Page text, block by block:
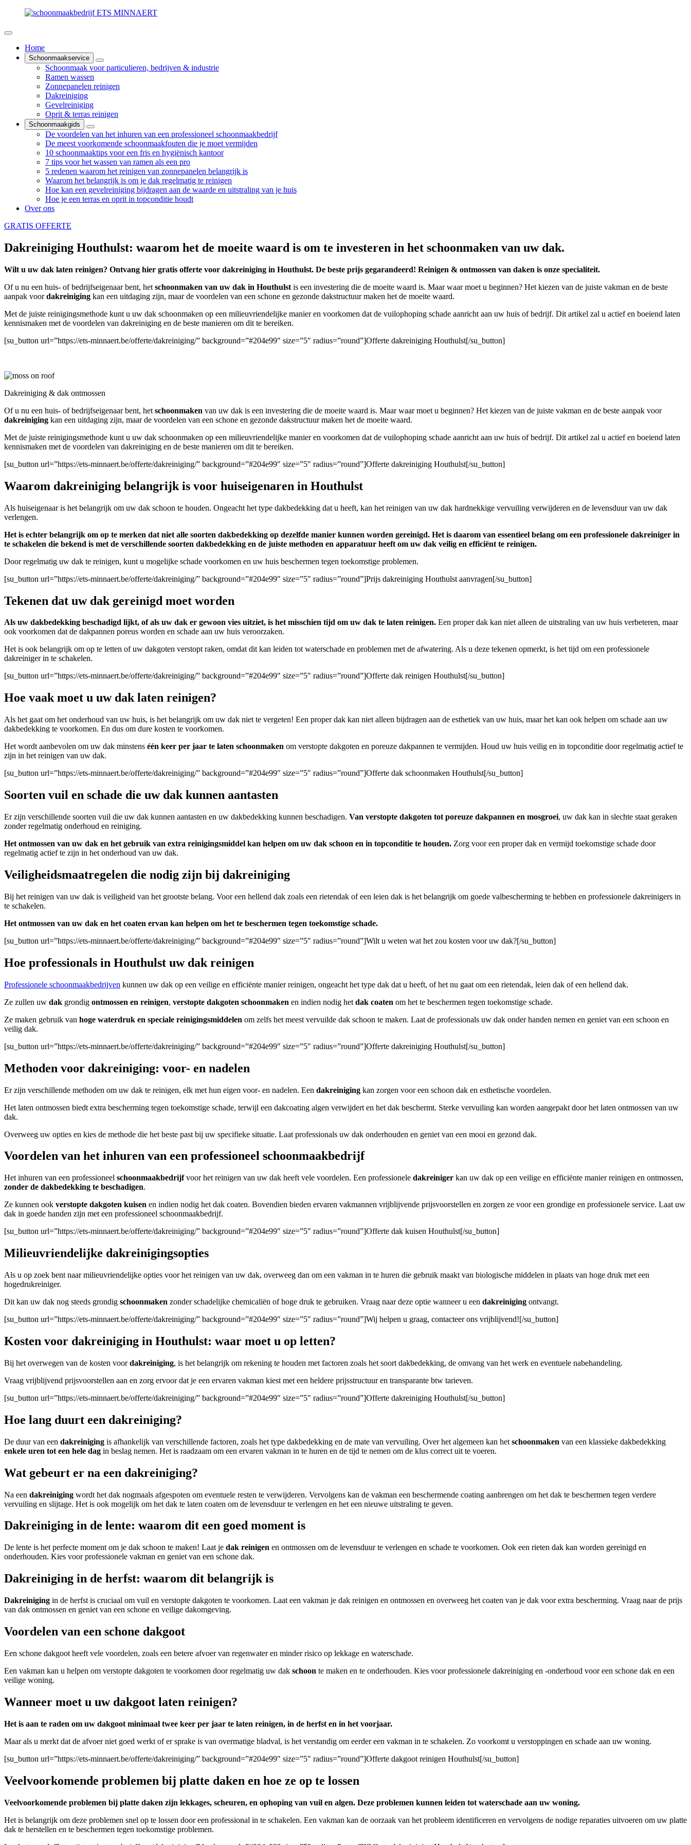
Home
Schoonmaakservice
Schoonmaak voor particulieren, bedrijven & industrie
Ramen wassen
Zonnepanelen reinigen
Dakreiniging
Gevelreiniging
Oprit & terras reinigen
Schoonmaakgids
De voordelen van het inhuren van een professioneel schoonmaakbedrijf
De meest voorkomende schoonmaakfouten die je moet vermijden
10 schoonmaaktips voor een fris en hygiënisch kantoor
7 tips voor het wassen van ramen als een pro
5 redenen waarom het reinigen van zonnepanelen belangrijk is
Waarom het belangrijk is om je dak regelmatig te reinigen
Hoe kan een gevelreiniging bijdragen aan de waarde en uitstraling van je huis
Hoe je een terras en oprit in topconditie houdt
Over ons
GRATIS OFFERTE
Dakreiniging Houthulst: waarom het de moeite waard is om te investeren in het schoonmaken van uw dak.
Wilt u uw dak laten reinigen? Ontvang hier gratis offerte voor dakreiniging in Houthulst. De beste prijs gegarandeerd! Reinigen & ontmossen van daken is onze specialiteit.
Of u nu een huis- of bedrijfseigenaar bent, het schoonmaken van uw dak in Houthulst is een investering die de moeite waard is. Maar waar moet u beginnen? Het kiezen van de juiste vakman en de beste
aanpak voordakreiniging kan een uitdaging zijn, maar de voordelen van een schone en gezonde dakstructuur maken het de moeite waard.
Met de juiste reinigingsmethode kunt u uw dak schoonmaken op een milieuvriendelijke manier en voorkomen dat de vuilophoping schade aanricht aan uw huis of bedrijf. Dit artikel zal u actief en boeiend laten
kennismaken met de voordelen van dakreiniging en de beste manieren om dit te bereiken.
[su_button url=”https://ets-minnaert.be/offerte/dakreiniging/” background=”#204e99″ size=”5″ radius=”round”]Offerte dakreiniging Houthulst[/su_button]
Dakreiniging & dak ontmossen
Of u nu een huis- of bedrijfseigenaar bent, het schoonmaken van uw dak is een investering die de moeite waard is. Maar waar moet u beginnen? Het kiezen van de juiste vakman en de beste aanpak voor
dakreiniging kan een uitdaging zijn, maar de voordelen van een schone en gezonde dakstructuur maken het de moeite waard.
Met de juiste reinigingsmethode kunt u uw dak schoonmaken op een milieuvriendelijke manier en voorkomen dat de vuilophoping schade aanricht aan uw huis of bedrijf. Dit artikel zal u actief en boeiend laten
kennismaken met de voordelen van dakreiniging en de beste manieren om dit te bereiken.
[su_button url=”https://ets-minnaert.be/offerte/dakreiniging/” background=”#204e99″ size=”5″ radius=”round”]Offerte dakreiniging Houthulst[/su_button]
Waarom dakreiniging belangrijk is voor huiseigenaren in Houthulst
Als huiseigenaar is het belangrijk om uw dak schoon te houden. Ongeacht het type dakbedekking dat u heeft, kan het reinigen van uw dak hardnekkige vervuiling verwijderen en de levensduur van uw dak
verlengen.
Het is echter belangrijk om op te merken dat niet alle soorten dakbedekking op dezelfde manier kunnen worden gereinigd. Het is daarom van essentieel belang om een professionele dakreiniger in
te schakelen die bekend is met de verschillende soorten dakbedekking en de juiste methoden en apparatuur heeft om uw dak veilig en efficiënt te reinigen.
Door regelmatig uw dak te reinigen, kunt u mogelijke schade voorkomen en uw huis beschermen tegen toekomstige problemen.
[su_button url=”https://ets-minnaert.be/offerte/dakreiniging/” background=”#204e99″ size=”5″ radius=”round”]Prijs dakreiniging Houthulst aanvragen[/su_button]
Tekenen dat uw dak gereinigd moet worden
Als uw dakbedekking beschadigd lijkt, of als uw dak er gewoon vies uitziet, is het misschien tijd om uw dak te laten reinigen. Een proper dak kan niet alleen de uitstraling van uw huis verbeteren, maar
ook voorkomen dat de dakpannen poreus worden en schade aan uw huis veroorzaken.
Het is ook belangrijk om op te letten of uw dakgoten verstopt raken, omdat dit kan leiden tot waterschade en problemen met de afwatering. Als u deze tekenen opmerkt, is het tijd om een professionele
dakreiniger in te schakelen.
[su_button url=”https://ets-minnaert.be/offerte/dakreiniging/” background=”#204e99″ size=”5″ radius=”round”]Offerte dak reinigen Houthulst[/su_button]
Hoe vaak moet u uw dak laten reinigen?
Als het gaat om het onderhoud van uw huis, is het belangrijk om uw dak niet te vergeten! Een proper dak kan niet alleen bijdragen aan de esthetiek van uw huis, maar het kan ook helpen om schade aan uw
dakbedekking te voorkomen. En dus om dure kosten te voorkomen.
Het wordt aanbevolen om uw dak minstens één keer per jaar te laten schoonmaken om verstopte dakgoten en poreuze dakpannen te vermijden. Houd uw huis veilig en in topconditie door regelmatig actief te
zijn in het reinigen van uw dak.
[su_button url=”https://ets-minnaert.be/offerte/dakreiniging/” background=”#204e99″ size=”5″ radius=”round”]Offerte dak schoonmaken Houthulst[/su_button]
Soorten vuil en schade die uw dak kunnen aantasten
Er zijn verschillende soorten vuil die uw dak kunnen aantasten en uw dakbedekking kunnen beschadigen. Van verstopte dakgoten tot poreuze dakpannen en mosgroei, uw dak kan in slechte staat geraken
zonder regelmatig onderhoud en reiniging.
Het ontmossen van uw dak en het gebruik van extra reinigingsmiddel kan helpen om uw dak schoon en in topconditie te houden. Zorg voor een proper dak en vermijd toekomstige schade door
regelmatig actief te zijn in het onderhoud van uw dak.
Veiligheidsmaatregelen die nodig zijn bij dakreiniging
Bij het reinigen van uw dak is veiligheid van het grootste belang. Voor een hellend dak zoals een rietendak of een leien dak is het belangrijk om goede valbescherming te hebben en professionele dakreinigers in
te schakelen.
Het ontmossen van uw dak en het coaten ervan kan helpen om het te beschermen tegen toekomstige schade.
[su_button url=”https://ets-minnaert.be/offerte/dakreiniging/” background=”#204e99″ size=”5″ radius=”round”]Wilt u weten wat het zou kosten voor uw dak?[/su_button]
Hoe professionals in Houthulst uw dak reinigen
Professionele schoonmaakbedrijven kunnen uw dak op een veilige en efficiënte manier reinigen, ongeacht het type dak dat u heeft, of het nu gaat om een rietendak, leien dak of een hellend dak.
Ze zullen uw dak grondig ontmossen en reinigen, verstopte dakgoten schoonmaken en indien nodig het dak coaten om het te beschermen tegen toekomstige schade.
Ze maken gebruik van hoge waterdruk en speciale reinigingsmiddelen om zelfs het meest vervuilde dak schoon te maken. Laat de professionals uw dak onder handen nemen en geniet van een schoon en
veilig dak.
[su_button url=”https://ets-minnaert.be/offerte/dakreiniging/” background=”#204e99″ size=”5″ radius=”round”]Offerte dakreiniging Houthulst[/su_button]
Methoden voor dakreiniging: voor- en nadelen
Er zijn verschillende methoden om uw dak te reinigen, elk met hun eigen voor- en nadelen. Een dakreiniging kan zorgen voor een schoon dak en esthetische voordelen.
Het laten ontmossen biedt extra bescherming tegen toekomstige schade, terwijl een dakcoating algen verwijdert en het dak beschermt. Sterke vervuiling kan worden aangepakt door het laten ontmossen van uw
dak.
Overweeg uw opties en kies de methode die het beste past bij uw specifieke situatie. Laat professionals uw dak onderhouden en geniet van een mooi en gezond dak.
Voordelen van het inhuren van een professioneel schoonmaakbedrijf
Het inhuren van een professioneel schoonmaakbedrijfvoor het reinigen van uw dak heeft vele voordelen. Een professionele dakreiniger kan uw dak op een veilige en efficiënte manier reinigen en ontmossen,
zonder de dakbedekking te beschadigen.
Ze kunnen ook verstopte dakgoten kuisen en indien nodig het dak coaten. Bovendien bieden ervaren vakmannen vrijblijvende prijsvoorstellen en zorgen ze voor een grondige en professionele service. Laat uw
dak in goede handen zijn met een professioneel schoonmaakbedrijf.
[su_button url=”https://ets-minnaert.be/offerte/dakreiniging/” background=”#204e99″ size=”5″ radius=”round”]Offerte dak kuisen Houthulst[/su_button]
Milieuvriendelijke dakreinigingsopties
Als u op zoek bent naar milieuvriendelijke opties voor het reinigen van uw dak, overweeg dan om een vakman in te huren die gebruik maakt van biologische middelen in plaats van hoge druk met een
hogedrukreiniger.
Dit kan uw dak nog steeds grondig schoonmaken zonder schadelijke chemicaliën of hoge druk te gebruiken. Vraag naar deze optie wanneer u een dakreiniging ontvangt.
[su_button url=”https://ets-minnaert.be/offerte/dakreiniging/” background=”#204e99″ size=”5″ radius=”round”]Wij helpen u graag, contacteer ons vrijblijvend![/su_button]
Kosten voor dakreiniging in Houthulst: waar moet u op letten?
Bij het overwegen van de kosten voordakreiniging, is het belangrijk om rekening te houden met factoren zoals het soort dakbedekking, de omvang van het werk en eventuele nabehandeling.
Vraag vrijblijvend prijsvoorstellen aan en zorg ervoor dat je een ervaren vakman kiest met een heldere prijsstructuur en transparante btw tarieven.
[su_button url=”https://ets-minnaert.be/offerte/dakreiniging/” background=”#204e99″ size=”5″ radius=”round”]Offerte dakreiniging Houthulst[/su_button]
Hoe lang duurt een dakreiniging?
De duur van een dakreiniging is afhankelijk van verschillende factoren, zoals het type dakbedekking en de mate van vervuiling. Over het algemeen kan het schoonmaken van een klassieke dakbedekking
enkele uren tot een hele dag in beslag nemen. Het is raadzaam om een ervaren vakman in te huren en de tijd te nemen om de klus correct uit te voeren.
Wat gebeurt er na een dakreiniging?
Na een dakreiniging wordt het dak nogmaals afgespoten om eventuele resten te verwijderen. Vervolgens kan de vakman een beschermende coating aanbrengen om het dak te beschermen tegen verdere
vervuiling en slijtage. Het is ook mogelijk om het dak te laten coaten om de levensduur te verlengen en het een nieuwe uitstraling te geven.
Dakreiniging in de lente: waarom dit een goed moment is
De lente is het perfecte moment om je dak schoon te maken! Laat je dak reinigen en ontmossen om de levensduur te verlengen en schade te voorkomen. Ook een rieten dak kan worden gereinigd en
onderhouden. Kies voor professionele vakman en geniet van een schone dak.
Dakreiniging in de herfst: waarom dit belangrijk is
Dakreiniging in de herfst is cruciaal om vuil en verstopte dakgoten te voorkomen. Laat een vakman je dak reinigen en ontmossen en overweeg het coaten van je dak voor extra bescherming. Vraag naar de prijs
van dak ontmossen en geniet van een schone en veilige dakomgeving.
Voordelen van een schone dakgoot
Een schone dakgoot heeft vele voordelen, zoals een betere afvoer van regenwater en minder risico op lekkage en waterschade.
Een vakman kan u helpen om verstopte dakgoten te voorkomen door regelmatig uw dak schoon te maken en te onderhouden. Kies voor professionele dakreiniging en -onderhoud voor een schone dak en een
veilige woning.
Wanneer moet u uw dakgoot laten reinigen?
Het is aan te raden om uw dakgoot minimaal twee keer per jaar te laten reinigen, in de herfst en in het voorjaar.
Maar als u merkt dat de afvoer niet goed werkt of er sprake is van overmatige bladval, is het verstandig om eerder een vakman in te schakelen. Zo voorkomt u verstoppingen en schade aan uw woning.
[su_button url=”https://ets-minnaert.be/offerte/dakreiniging/” background=”#204e99″ size=”5″ radius=”round”]Offerte dakgoot reinigen Houthulst[/su_button]
Veelvoorkomende problemen bij platte daken en hoe ze op te lossen
Veelvoorkomende problemen bij platte daken zijn lekkages, scheuren, en ophoping van vuil en algen. Deze problemen kunnen leiden tot waterschade aan uw woning.
Het is belangrijk om deze problemen snel op te lossen door een professional in te schakelen. Een vakman kan de oorzaak van het probleem identificeren en vervolgens de nodige reparaties uitvoeren om uw platte
dak te herstellen en te beschermen tegen toekomstige problemen.